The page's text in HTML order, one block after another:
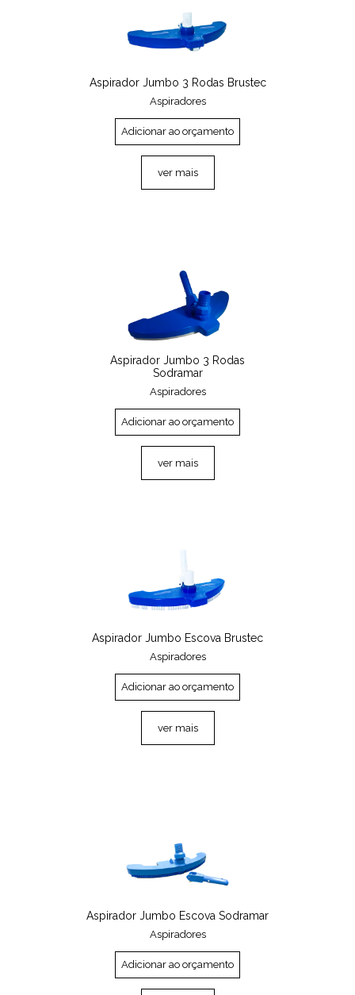
Aspirador Jumbo 3 Rodas Brustec
Aspiradores
Adicionar ao orçamento
ver mais
Aspirador Jumbo 3 Rodas
Sodramar
Aspiradores
Adicionar ao orçamento
ver mais
Aspirador Jumbo Escova Brustec
Aspiradores
Adicionar ao orçamento
ver mais
Aspirador Jumbo Escova Sodramar
Aspiradores
Adicionar ao orçamento